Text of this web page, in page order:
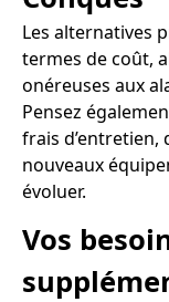
Les alternatives
termes de coût,
onéreuses aux
Pensez
frais
nouveaux
évoluer.
Vos